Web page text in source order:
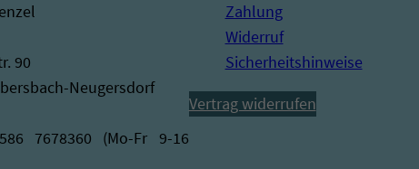
90
Neugersdorf
7678360 (Mo-Fr 9-16
Zahlung
Widerruf
Sicherheitshinweise
Vertrag widerrufen